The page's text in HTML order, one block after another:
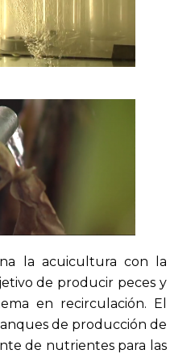
la acuicultura con la
de producir peces y
en recirculación. El
de producción de
de nutrientes para las